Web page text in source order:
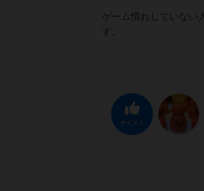
ゲーム慣れしていない
す。
ナイス！